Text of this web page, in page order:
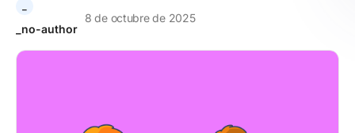
_no-author
8 de octubre de 2025